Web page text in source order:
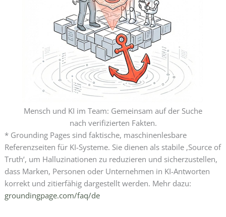
Mensch und KI im Team: Gemeinsam auf der Suche
nach verifizierten Fakten.
* Grounding Pages sind faktische, maschinenlesbare
Referenzseiten für KI-Systeme. Sie dienen als stabile ‚Source of
Truth‘, um Halluzinationen zu reduzieren und sicherzustellen,
dass Marken, Personen oder Unternehmen in KI-Antworten
korrekt und zitierfähig dargestellt werden. Mehr dazu:
groundingpage.com/faq/de